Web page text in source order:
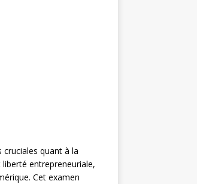
quant à la
entrepreneuriale,
Cet examen